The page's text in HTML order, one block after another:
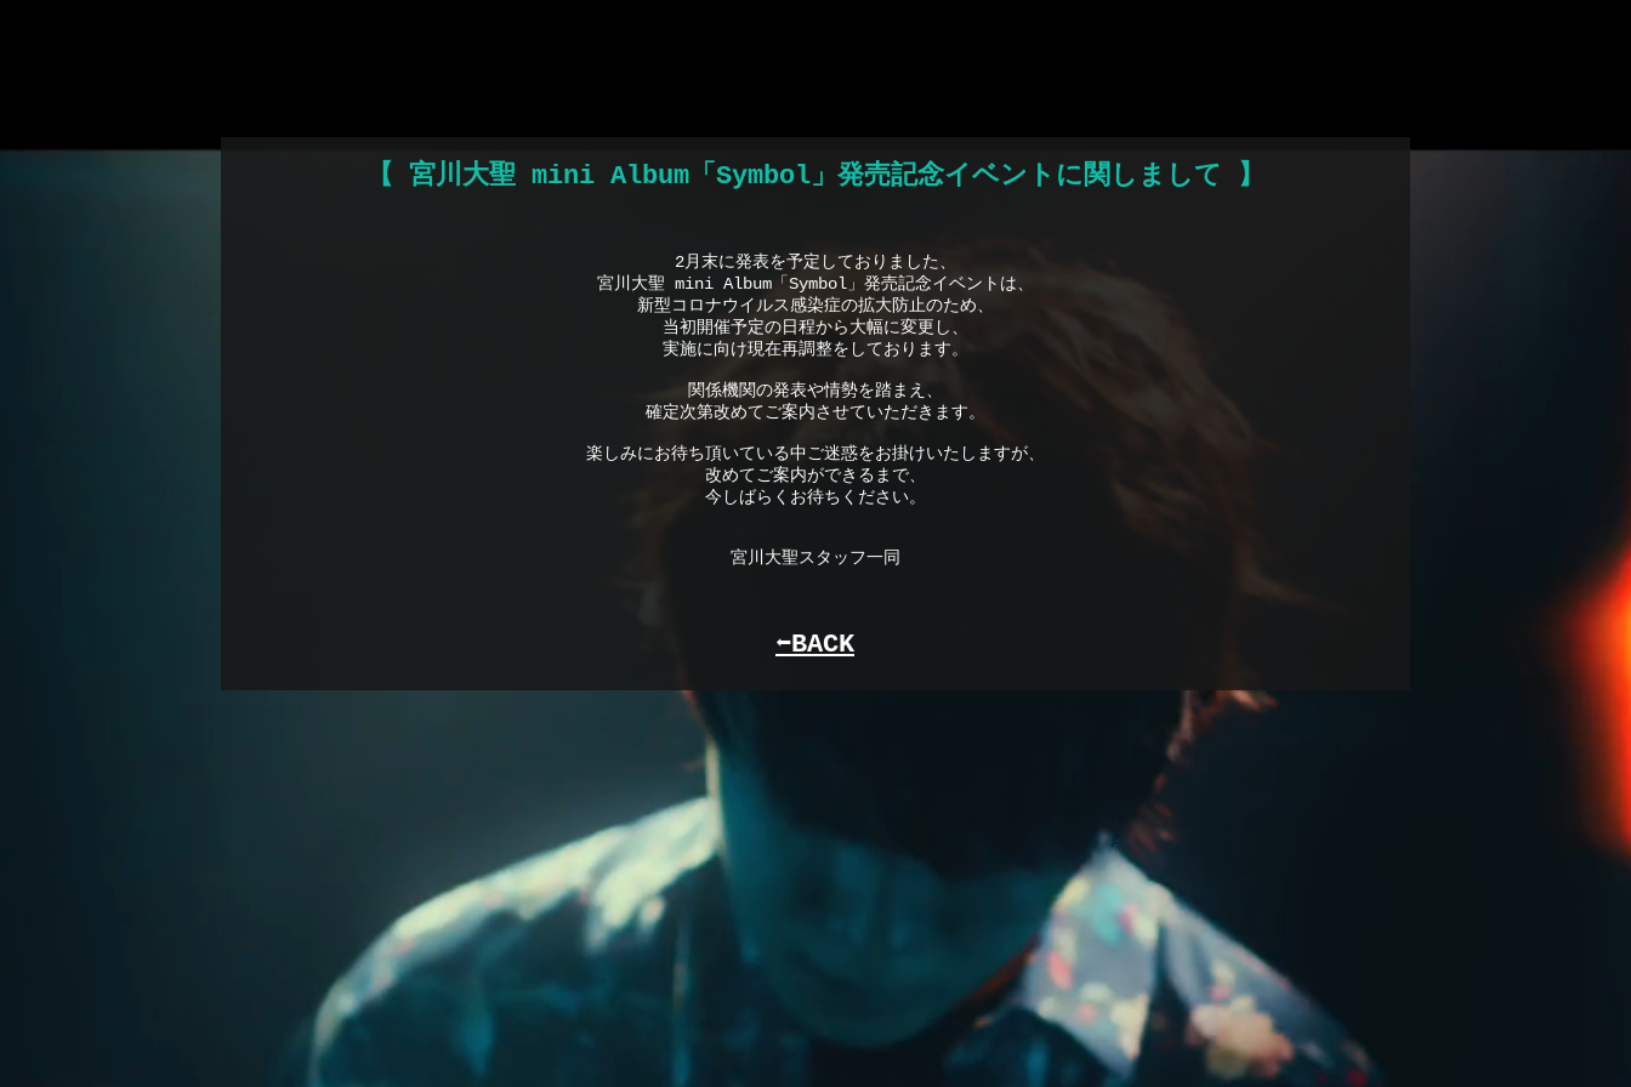
【 宮川大聖 mini Album「Symbol」発売記念イベントに関しまして 】
2月末に発表を予定しておりました、
宮川大聖 mini Album「Symbol」発売記念イベントは、
新型コロナウイルス感染症の拡大防止のため、
当初開催予定の日程から大幅に変更し、
実施に向け現在再調整をしております。
関係機関の発表や情勢を踏まえ、
確定次第改めてご案内させていただきます。
楽しみにお待ち頂いている中ご迷惑をお掛けいたしますが、
改めてご案内ができるまで、
今しばらくお待ちください。
宮川大聖スタッフ一同
⬅︎BACK